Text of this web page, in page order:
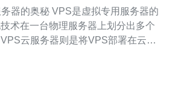
虚拟专用服务器的
术在一台物理服务器上划分出多个
云服务器则是将VPS部署在云计
重要云服务器枢纽，具有以下优